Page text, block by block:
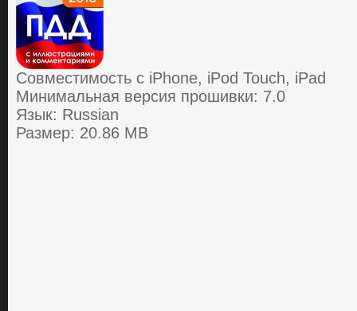
Совместимость с iPhone, iPod Touch, iPad
Минимальная версия прошивки: 7.0
Язык: Russian
Размер: 20.86 MB